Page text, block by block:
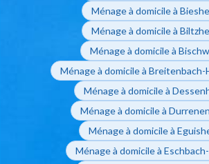
Ménage à domicile à
Ménage à domicile à
Ménage à domicile à
Ménage à domicile à Breitenbach-
Ménage à domicile à
Ménage à domicile à
Ménage à domicile à
Ménage à domicile à